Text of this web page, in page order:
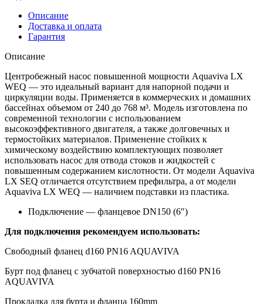
Описание
Доставка и оплата
Гарантия
Описание
Центробежный насос повышенной мощности Aquaviva LX
WEQ — это идеальный вариант для напорной подачи и
циркуляции воды. Применяется в коммерческих и домашних
бассейнах объемом от 240 до 768 м³. Модель изготовлена по
современной технологии с использованием
высокоэффективного двигателя, а также долговечных и
термостойких материалов. Применение стойких к
химическому воздействию комплектующих позволяет
использовать насос для отвода стоков и жидкостей с
повышенным содержанием кислотности. От модели Aquaviva
LX SEQ отличается отсутствием префильтра, а от модели
Aquaviva LX WEQ — наличием подставки из пластика.
Подключение — фланцевое DN150 (6″)
Для подключения рекомендуем использовать:
Свободный фланец d160 PN16 AQUAVIVA
Бурт под фланец с зубчатой поверхностью d160 PN16
AQUAVIVA
Прокладка для бурта и фланца 160mm